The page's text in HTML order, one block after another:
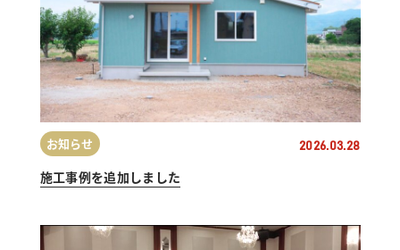
お知らせ 2026.03.28
施工事例を追加しました